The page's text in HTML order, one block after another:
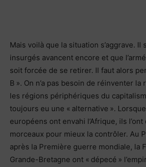
Mais voilà que la situation s’aggrave. Il
insurgés avancent encore et que
soit forcée de se retirer. Il faut alors
B ». On n’a pas besoin de réinventer la
les régions périphériques du
toujours eu une « alternative ».
européens ont envahi l’Afrique, ils
morceaux pour mieux la contrôler. Au
après la Première guerre mondiale, la
Grande-Bretagne ont « dépecé »